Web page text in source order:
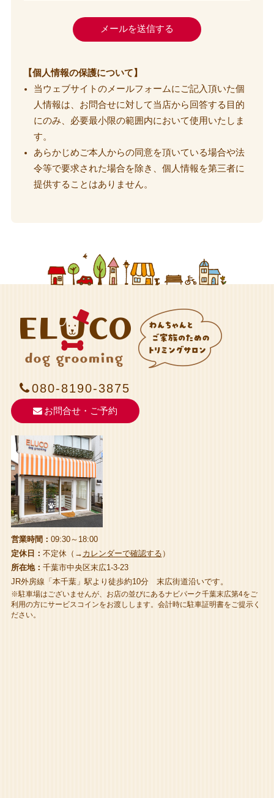
【個人情報の保護について】
当ウェブサイトのメールフォームにご記入頂いた個
人情報は、お問合せに対して当店から回答する目的
にのみ、必要最小限の範囲内において使用いたしま
す。
あらかじめご本人からの同意を頂いている場合や法
令等で要求された場合を除き、個人情報を第三者に
提供することはありません。
080-8190-3875
お問合せ・ご予約
営業時間： 09:30～18:00
定休日： 不定休（→ カレンダーで確認する ）
所在地： 千葉市中央区末広1-3-23
JR外房線「本千葉」駅より徒歩約10分 末広街道沿いです。
※駐車場はございませんが、お店の並びにあるナビパーク千葉末広第4をご
利用の方にサービスコインをお渡しします。会計時に駐車証明書をご提示く
ださい。